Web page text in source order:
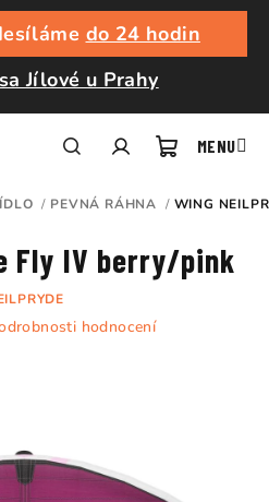
do 24 hodin
Jílové u Prahy
košík
/ PEVNÁ RÁHNA / WING
Fly IV berry/pink
hodnocení